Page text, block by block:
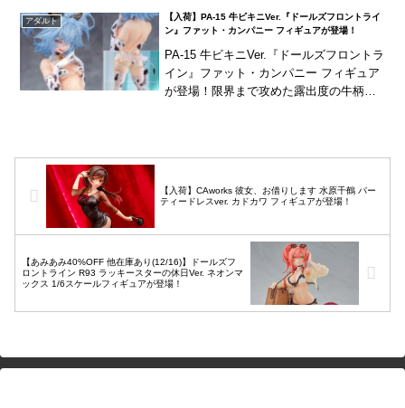
グを決...
アダルト
【入荷】PA-15 牛ビキニVer.『ドールズフロントライ
ン』ファット・カンパニー フィギュアが登場！
PA-15 牛ビキニVer.『ドールズフロントラ
イン』ファット・カンパニー フィギュア
が登場！限界まで攻めた露出度の牛柄の
【入荷】CAworks 彼女、お借りします 水原千鶴 パー
ティードレスver. カドカワ フィギュアが登場！
【あみあみ40%OFF 他在庫あり(12/16)】ドールズフ
ロントライン R93 ラッキースターの休日Ver. ネオンマ
ックス 1/6スケールフィギュアが登場！